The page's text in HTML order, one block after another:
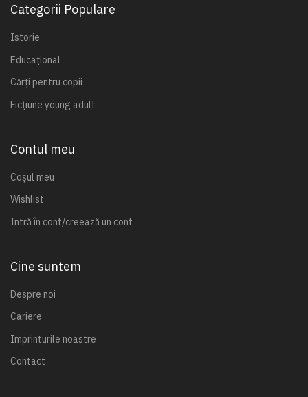
Categorii Populare
Istorie
Educațional
Cărți pentru copii
Ficțiune young adult
Contul meu
Coșul meu
Wishlist
Intră în cont/creează un cont
Cine suntem
Despre noi
Cariere
Imprinturile noastre
Contact